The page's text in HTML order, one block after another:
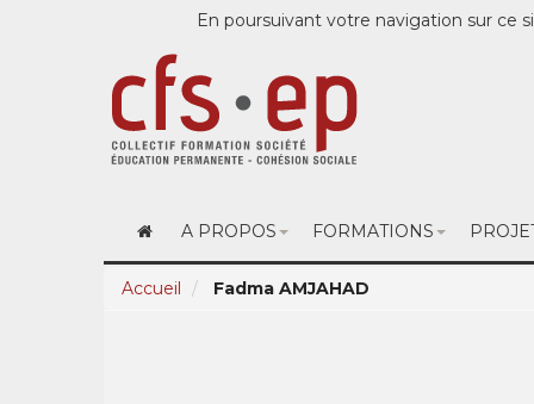
En poursuivant votre navigation sur ce
A PROPOS FORMATIONS
Accueil Fadma AMJAHAD